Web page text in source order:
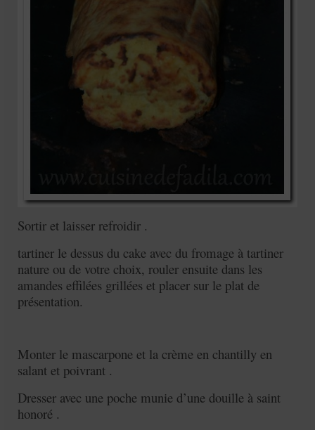
Sortir et laisser refroidir .
tartiner le dessus du cake avec du fromage à tartiner
nature ou de votre choix, rouler ensuite dans les
amandes effilées grillées et placer sur le plat de
présentation.
Monter le mascarpone et la crème en chantilly en
salant et poivrant .
Dresser avec une poche munie d’une douille à saint
honoré .